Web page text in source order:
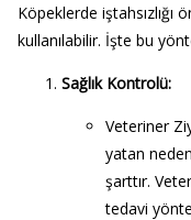
Köpeklerde
kullanılabilir. İşte bu
Sağlık Kontrolü:
Veteriner
yatan
şarttır.
tedavi